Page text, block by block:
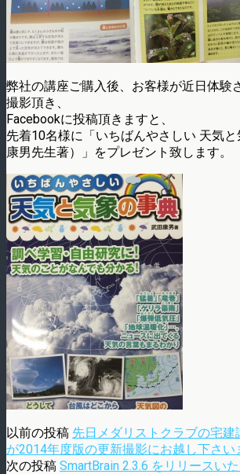
弊社の講座ご購入後、お客様が近日体験
撮影頂き、
Facebookに投稿頂きますと、
先着10名様に「いちばんやさしい 天気
康男先生著）」をプレゼント致します。
以前の投稿 先日メダリストクラブの宅建
が2014年度版の更新撮影にお越し下さい
次の投稿 SmartBrain 2.3.6 をリリースい